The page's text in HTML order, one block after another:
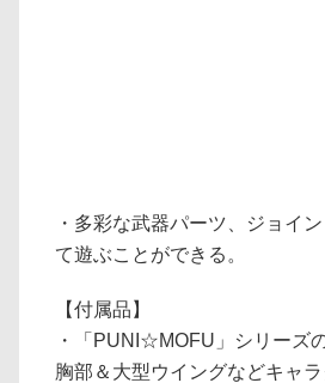
・多彩な武器パーツ、ジョイ
て遊ぶことができる。
【付属品】
・「PUNI☆MOFU」シリーズ
胸部＆大型ウイングなどキャ